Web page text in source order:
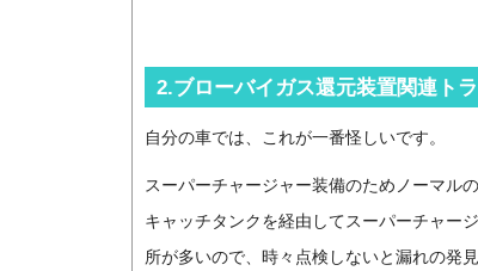
2.ブローバイガス還元装置関連ト
自分の車では、これが一番怪しいです。
スーパーチャージャー装備のためノーマル
キャッチタンクを経由してスーパーチャー
所が多いので、時々点検しないと漏れの発